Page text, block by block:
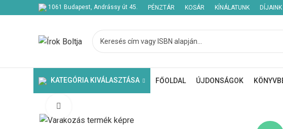
1061 Budapest, Andrássy út 45. PÉNZTÁR KOSÁR KÍNÁLATUNK DÍJAINK
KATEGÓRIA KIVÁLASZTÁSA FŐOLDAL ÚJDONSÁGOK